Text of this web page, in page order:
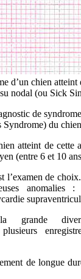
d’un chien atteint
nodal (ou Sick
de
Syndrome) du chien
atteint de cette
(entre 6 et 10
l’examen de
anomalies :
grande
plusieurs
de longue